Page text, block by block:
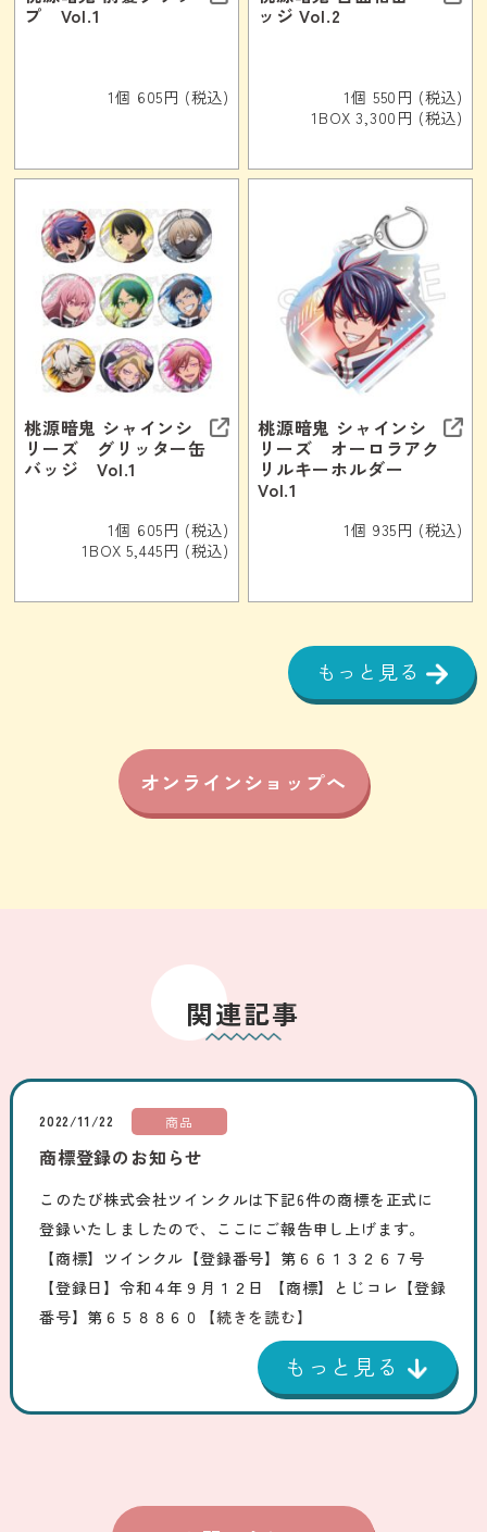
プ Vol.1
1個 605円 (税込)
ッジ Vol.2
1個 550円 (税込)
1BOX 3,300円 (税込)
桃源暗鬼 シャインシ
リーズ グリッター缶
バッジ Vol.1
1個 605円 (税込)
1BOX 5,445円 (税込)
桃源暗鬼 シャインシ
リーズ オーロラアク
リルキーホルダー
Vol.1
1個 935円 (税込)
もっと見る
オンラインショップへ
関連記事
2022/11/22 商品
商標登録のお知らせ
このたび株式会社ツインクルは下記6件の商標を正式に
登録いたしましたので、ここにご報告申し上げます。
【商標】ツインクル【登録番号】第６６１３２６７号
【登録日】令和４年９月１２日 【商標】とじコレ【登録
番号】第６５８８６０
【続きを読む】